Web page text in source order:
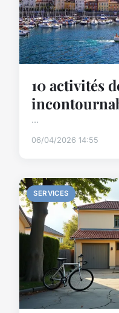
10 activités
...
06/04/2026 14:55
SERVICES